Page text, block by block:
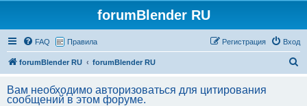
forumBlender RU
FAQ Правила Вход
Регистрация
forumBlender RU forumBlender RU
Вам необходимо авторизоваться для цитирования
сообщений в этом форуме.